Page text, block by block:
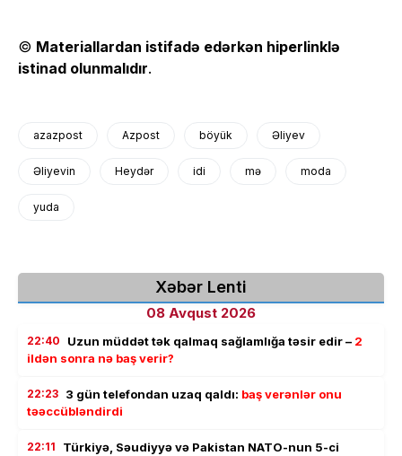
© Materiallardan istifadə edərkən hiperlinklə
istinad olunmalıdır.
azazpost Azpost böyük Əliyev
Əliyevin Heydər idi mə moda
yuda
Xəbər Lenti
08 Avqust 2026
22:40 Uzun müddət tək qalmaq sağlamlığa təsir edir – 2
ildən sonra nə baş verir?
22:23 3 gün telefondan uzaq qaldı: baş verənlər onu
təəccübləndirdi
22:11
Türkiyə, Səudiyyə və Pakistan NATO-nun 5-ci